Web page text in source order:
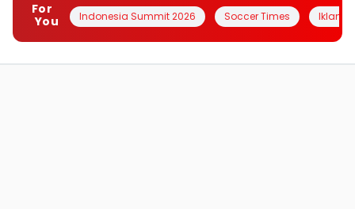
For
You
Indonesia Summit 2026 Soccer Times Iklanin